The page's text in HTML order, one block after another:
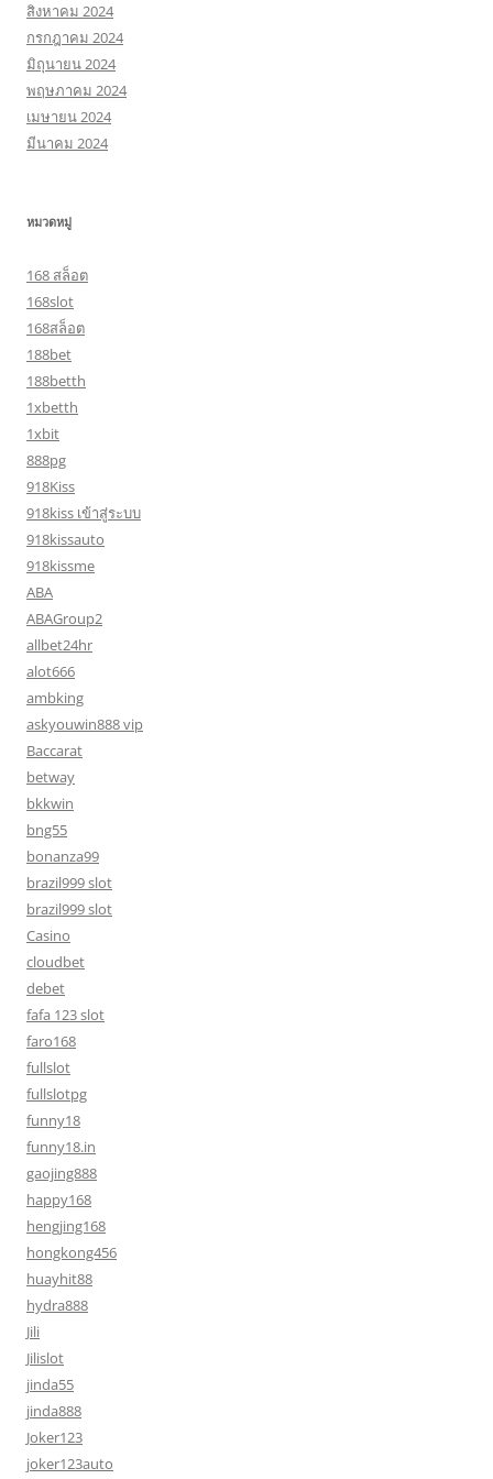
สิงหาคม 2024
กรกฎาคม 2024
มิถุนายน 2024
พฤษภาคม 2024
เมษายน 2024
มีนาคม 2024
หมวดหมู่
168 สล็อต
168slot
168สล็อต
188bet
188betth
1xbetth
1xbit
888pg
918Kiss
918kiss เข้าสู่ระบบ
918kissauto
918kissme
ABA
ABAGroup2
allbet24hr
alot666
ambking
askyouwin888 vip
Baccarat
betway
bkkwin
bng55
bonanza99
brazil999 slot
brazil999 slot
Casino
cloudbet
debet
fafa 123 slot
faro168
fullslot
fullslotpg
funny18
funny18.in
gaojing888
happy168
hengjing168
hongkong456
huayhit88
hydra888
Jili
Jilislot
jinda55
jinda888
Joker123
joker123auto